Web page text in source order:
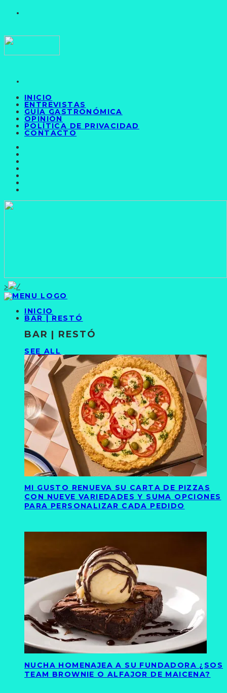
INICIO
ENTREVISTAS
GUÍA GASTRONÓMICA
OPINIÓN
POLÍTICA DE PRIVACIDAD
CONTACTO
>
INICIO
BAR | RESTÓ
BAR | RESTÓ
SEE ALL
MI GUSTO RENUEVA SU CARTA DE PIZZAS
CON NUEVE VARIEDADES Y SUMA OPCIONES
PARA PERSONALIZAR CADA PEDIDO
NUCHA HOMENAJEA A SU FUNDADORA ¿SOS
TEAM BROWNIE O ALFAJOR DE MAICENA?